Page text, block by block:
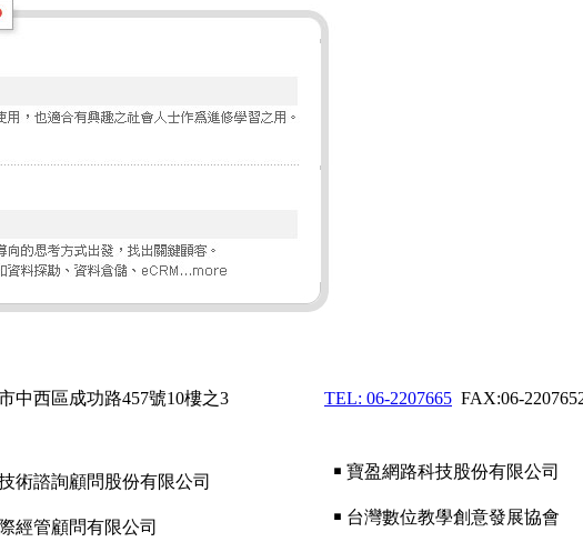
中西區成功路457號10樓之3 TEL: 06-2207665 FAX:06-
術諮詢顧問股份有限公司
經管顧問有限公司
￭ 寶盈網路科技股份有限公司
￭ 台灣數位教學創意發展協會